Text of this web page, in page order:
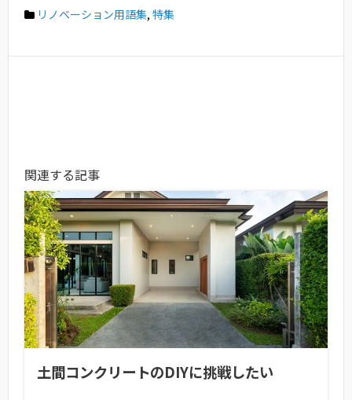
リノベーション用語集, 特集
関連する記事
土間コンクリートのDIYに挑戦したい